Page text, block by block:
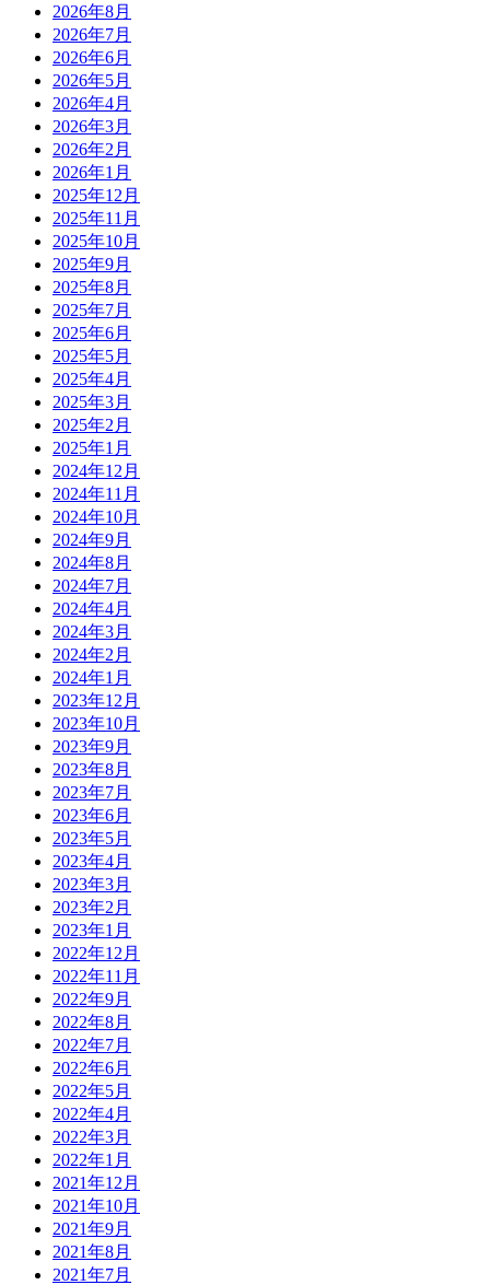
2026年8月
2026年7月
2026年6月
2026年5月
2026年4月
2026年3月
2026年2月
2026年1月
2025年12月
2025年11月
2025年10月
2025年9月
2025年8月
2025年7月
2025年6月
2025年5月
2025年4月
2025年3月
2025年2月
2025年1月
2024年12月
2024年11月
2024年10月
2024年9月
2024年8月
2024年7月
2024年4月
2024年3月
2024年2月
2024年1月
2023年12月
2023年10月
2023年9月
2023年8月
2023年7月
2023年6月
2023年5月
2023年4月
2023年3月
2023年2月
2023年1月
2022年12月
2022年11月
2022年9月
2022年8月
2022年7月
2022年6月
2022年5月
2022年4月
2022年3月
2022年1月
2021年12月
2021年10月
2021年9月
2021年8月
2021年7月